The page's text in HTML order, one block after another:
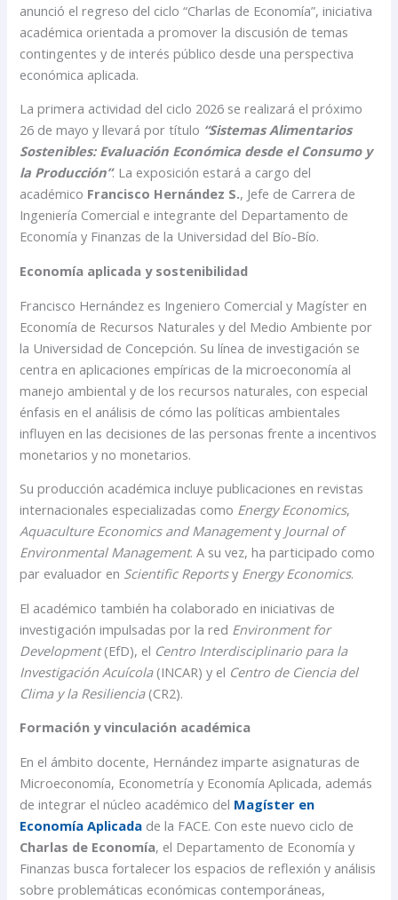
anunció el regreso del ciclo “Charlas de Economía”, iniciativa
académica orientada a promover la discusión de temas
contingentes y de interés público desde una perspectiva
económica aplicada.
La primera actividad del ciclo 2026 se realizará el próximo
26 de mayo y llevará por título “Sistemas Alimentarios
Sostenibles: Evaluación Económica desde el Consumo y
la Producción”. La exposición estará a cargo del
académico Francisco Hernández S., Jefe de Carrera de
Ingeniería Comercial e integrante del Departamento de
Economía y Finanzas de la Universidad del Bío-Bío.
Economía aplicada y sostenibilidad
Francisco Hernández es Ingeniero Comercial y Magíster en
Economía de Recursos Naturales y del Medio Ambiente por
la Universidad de Concepción. Su línea de investigación se
centra en aplicaciones empíricas de la microeconomía al
manejo ambiental y de los recursos naturales, con especial
énfasis en el análisis de cómo las políticas ambientales
influyen en las decisiones de las personas frente a incentivos
monetarios y no monetarios.
Su producción académica incluye publicaciones en revistas
internacionales especializadas como Energy Economics,
Aquaculture Economics and Managementy Journal of
Environmental Management. A su vez, ha participado como
par evaluador en Scientific Reportsy Energy Economics.
El académico también ha colaborado en iniciativas de
investigación impulsadas por la red Environment for
Development(EfD), el Centro Interdisciplinario para la
Investigación Acuícola(INCAR) y el Centro de Ciencia del
Clima y la Resiliencia(CR2).
Formación y vinculación académica
En el ámbito docente, Hernández imparte asignaturas de
Microeconomía, Econometría y Economía Aplicada, además
de integrar el núcleo académico del Magíster en
Economía Aplicada de la FACE. Con este nuevo ciclo de
Charlas de Economía, el Departamento de Economía y
Finanzas busca fortalecer los espacios de reflexión y análisis
sobre problemáticas económicas contemporáneas,